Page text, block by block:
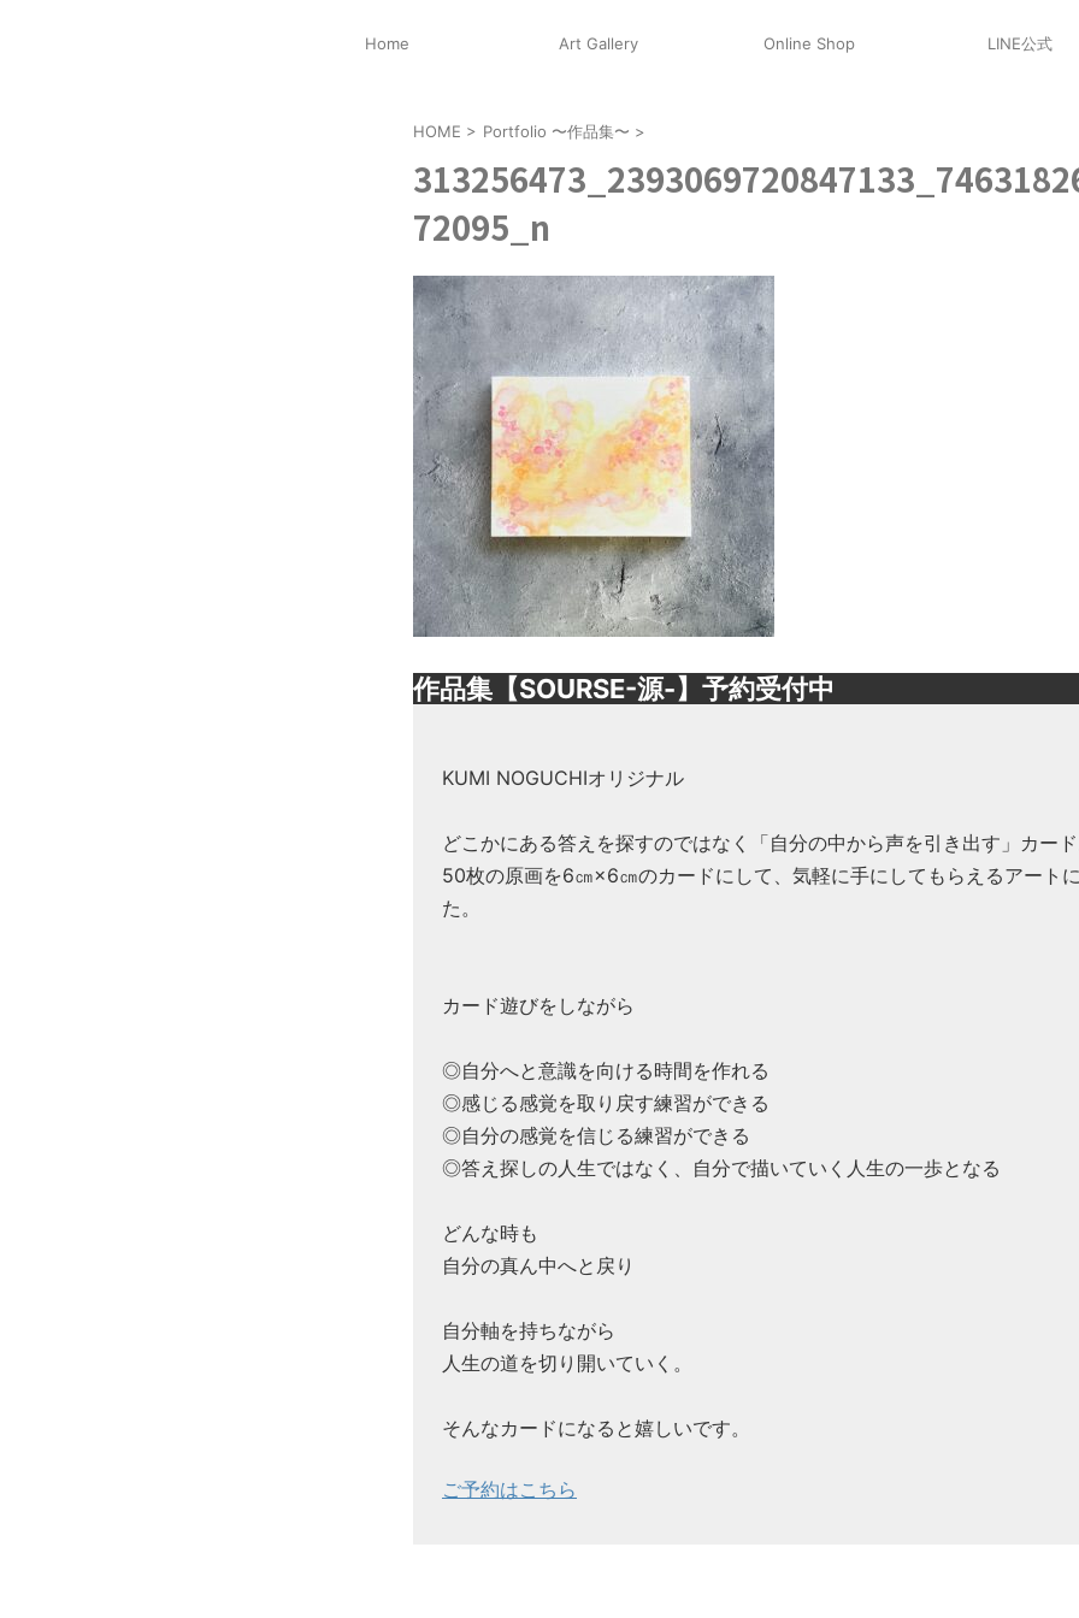
Home Art Gallery Online Shop LINE公式
HOME > Portfolio 〜作品集〜 >
72095_n
作品集【SOURSE-源-】予約受付中
KUMI NOGUCHIオリジナル
どこかにある答えを探すのではなく「自分の中から声を引き出す」カード
50枚の原画を6㎝×6㎝のカードにして、気軽に手にしてもらえるアート
た。
カード遊びをしながら
◎自分へと意識を向ける時間を作れる
◎感じる感覚を取り戻す練習ができる
◎自分の感覚を信じる練習ができる
◎答え探しの人生ではなく、自分で描いていく人生の一歩となる
どんな時も
自分の真ん中へと戻り
自分軸を持ちながら
人生の道を切り開いていく。
そんなカードになると嬉しいです。
ご予約はこちら